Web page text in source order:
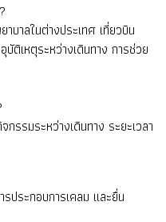
บาลในต่างประเทศ เที่ยวบิน
บัติเหตุระหว่างเดินทาง การช่วย
รรมระหว่างเดินทาง ระยะเวลา
ประกอบการเคลม และยื่น